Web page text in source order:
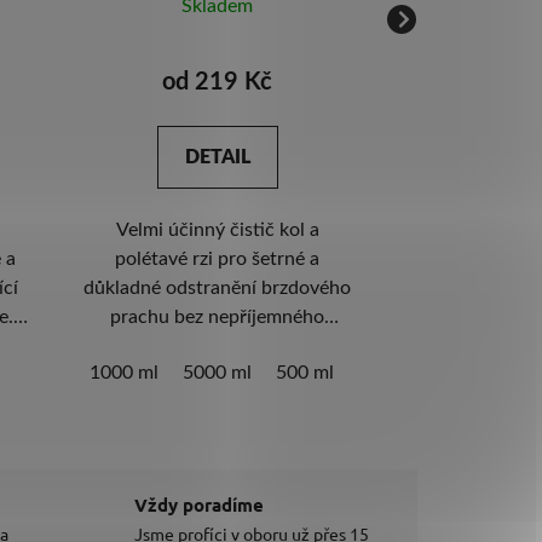
a
Skladem
od 219 Kč
DETAIL
Velmi účinný čistič kol a
polétavé rzi pro šetrné a
důkladné odstranění brzdového
prachu bez nepříjemného
pH neutrální složení. Reaguje s
1000 ml 5000 ml 500 ml
Vždy poradíme
Jsme profíci v oboru už přes 15